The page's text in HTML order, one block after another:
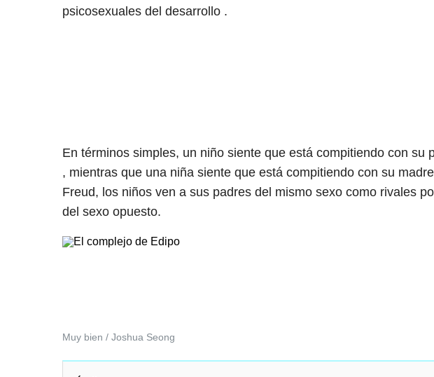
psicosexuales del desarrollo .
En términos simples, un niño siente que está compitiendo con su
, mientras que una niña siente que está compitiendo con su
Freud, los niños ven a sus padres del mismo sexo como rivales
del sexo opuesto.
Muy bien / Joshua Seong